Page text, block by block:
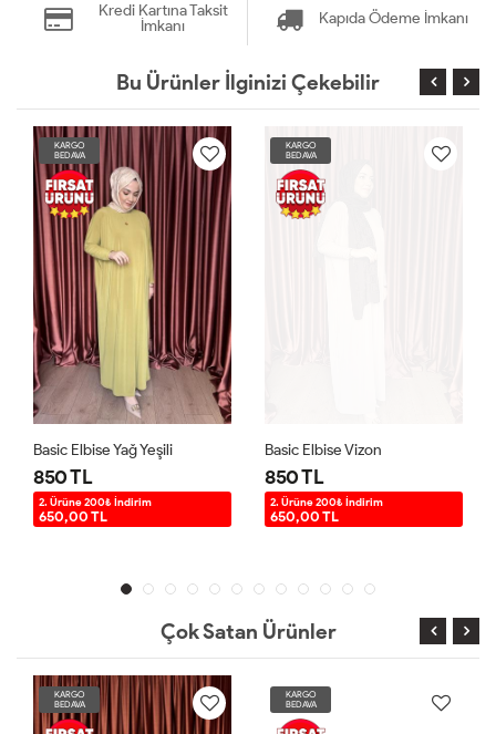
Kredi Kartına Taksit
İmkanı
Kapıda Ödeme İmkanı
Bu Ürünler İlginizi Çekebilir
KARGO
BEDAVA
Basic Elbise Yağ Yeşili
850 TL
2. Ürüne 200₺ İndirim
650,00 TL
KARGO
BEDAVA
Basic Elbise Vizon
850 TL
2. Ürüne 200₺ İndirim
650,00 TL
Çok Satan Ürünler
KARGO
BEDAVA
KARGO
BEDAVA